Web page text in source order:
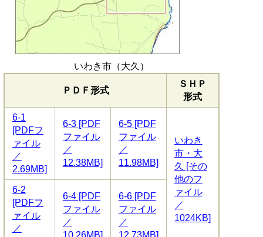
いわき市（大久）
ＰＤＦ形式
ＳＨＰ
形式
6-1
[PDFフ
ァイル
／
2.69MB]
6-3 [PDF
ファイル
／
12.38MB]
6-5 [PDF
ファイル
／
11.98MB]
いわき
市・大
久 [その
他のフ
ァイル
／
1024KB]
6-2
[PDFフ
ァイル
／
6-4 [PDF
ファイル
／
6-6 [PDF
ファイル
／